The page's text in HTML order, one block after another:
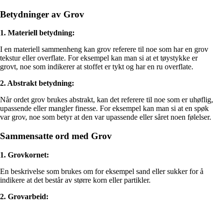
Betydninger av Grov
1. Materiell betydning:
I en materiell sammenheng kan grov referere til noe som har en grov
tekstur eller overflate. For eksempel kan man si at et tøystykke er
grovt, noe som indikerer at stoffet er tykt og har en ru overflate.
2. Abstrakt betydning:
Når ordet grov brukes abstrakt, kan det referere til noe som er uhøflig,
upassende eller mangler finesse. For eksempel kan man si at en spøk
var grov, noe som betyr at den var upassende eller såret noen følelser.
Sammensatte ord med Grov
1. Grovkornet:
En beskrivelse som brukes om for eksempel sand eller sukker for å
indikere at det består av større korn eller partikler.
2. Grovarbeid: